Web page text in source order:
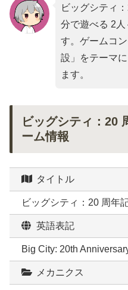
ビッグシティ
分で遊べる 2
す。ゲームコ
設 」をテーマ
ます。
ビッグシティ：20
ーム情報
タイトル
ビッグシティ：20 周年
英語表記
Big City: 20th
メカニクス